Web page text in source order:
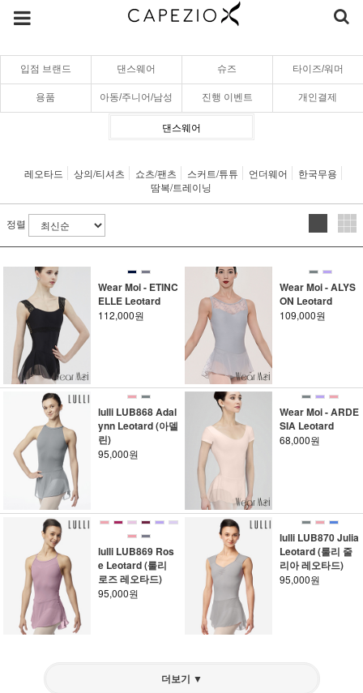
입점 브랜드 댄스웨어 슈즈 타이즈/워머
용품 아동/주니어/남성 진행 이벤트 개인결제
댄스웨어
레오타드 상의/티셔츠 쇼츠/팬츠 스커트/튜튜 언더웨어
한국무용
땀복/트레이닝
정렬
Wear Moi - ETINC
ELLE Leotard
112,000원
Wear Moi - ALYS
ON Leotard
109,000원
lulli LUB868 Adal
ynn Leotard (아델
린)
95,000원
Wear Moi - ARDE
SIA Leotard
68,000원
lulli LUB869 Ros
e Leotard (룰리
로즈 레오타드)
95,000원
lulli LUB870 Julia
Leotard (룰리 줄
리아 레오타드)
95,000원
더보기 ▼